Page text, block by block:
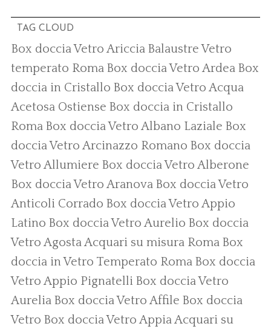
TAG CLOUD
Box doccia Vetro Ariccia Balaustre Vetro
temperato Roma Box doccia Vetro Ardea Box
doccia in Cristallo Box doccia Vetro Acqua
Acetosa Ostiense Box doccia in Cristallo
Roma Box doccia Vetro Albano Laziale Box
doccia Vetro Arcinazzo Romano Box doccia
Vetro Allumiere Box doccia Vetro Alberone
Box doccia Vetro Aranova Box doccia Vetro
Anticoli Corrado Box doccia Vetro Appio
Latino Box doccia Vetro Aurelio Box doccia
Vetro AgostaAcquari su misura Roma Box
doccia in Vetro Temperato Roma Box doccia
Vetro Appio Pignatelli Box doccia Vetro
Aurelia Box doccia Vetro Affile Box doccia
Vetro Box doccia Vetro AppiaAcquari su